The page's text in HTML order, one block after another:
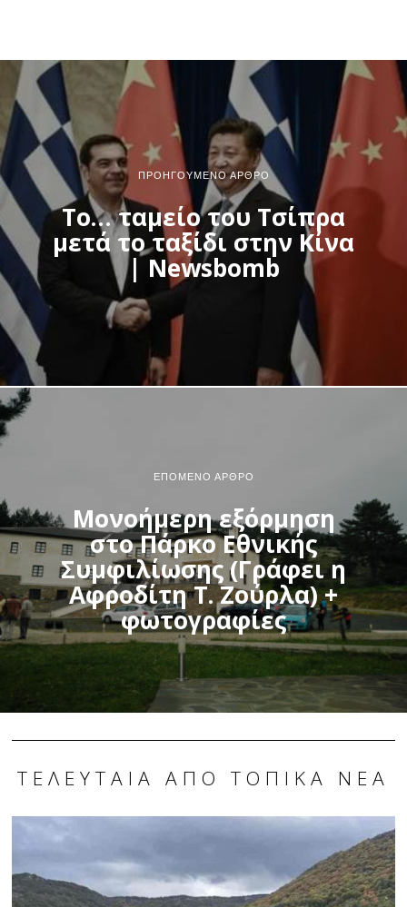
ΠΡΟΗΓΟΎΜΕΝΟ ΆΡΘΡΟ
Το… ταμείο του Τσίπρα
μετά το ταξίδι στην Κίνα
| Newsbomb
ΕΠΌΜΕΝΟ ΆΡΘΡΟ
Μονοήμερη εξόρμηση
στο Πάρκο Εθνικής
Συμφιλίωσης (Γράφει η
Αφροδίτη Τ. Ζούρλα) +
φωτογραφίες
ΤΕΛΕΥΤΑΊΑ ΑΠΌ ΤΟΠΙΚΆ ΝΈΑ